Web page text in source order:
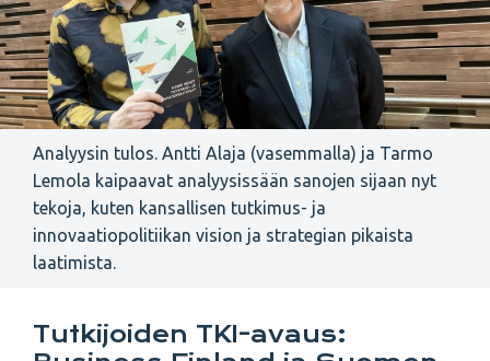
Analyysin tulos. Antti Alaja (vasemmalla) ja Tarmo
Lemola kaipaavat analyysissään sanojen sijaan nyt
tekoja, kuten kansallisen tutkimus- ja
innovaatiopolitiikan vision ja strategian pikaista
laatimista.
Tutkijoiden TKI-avaus: